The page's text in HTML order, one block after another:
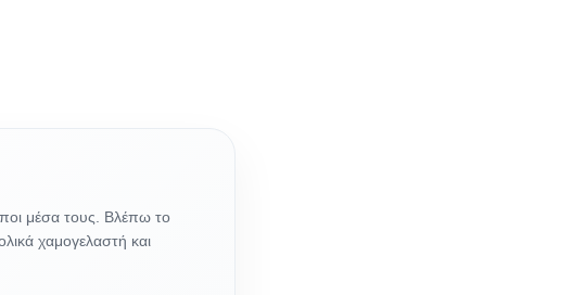
μέσα τους. Βλέπω το
χαμογελαστή και